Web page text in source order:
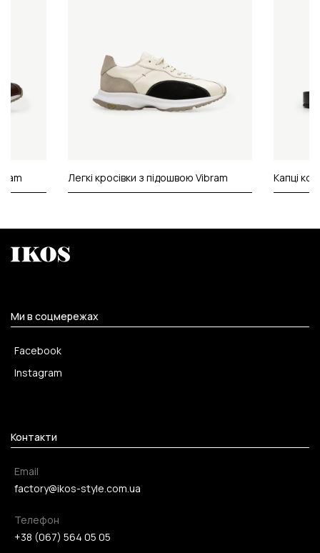
Легкі кросівки з підошвою Vibram Капці
Ми в соцмережах
Facebook
Instagram
Контакти
Email
factory@ikos-style.com.ua
Телефон
+38 (067) 564 05 05